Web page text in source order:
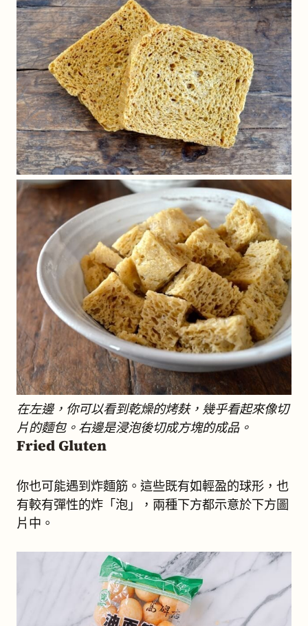
在左邊，你可以看到乾燥的烤麸，幾乎看起來像切
片的麵包。右邊是浸泡後切成方塊的成品。
Fried Gluten
你也可能遇到炸麵筋。這些既有如輕盈的球形，也
有較有彈性的炸「泡」，兩種下方都示意於下方圖
片中。